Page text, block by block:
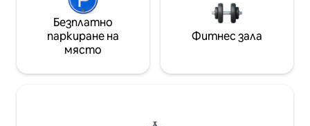
Безплатно
паркиране на
място
Фитнес зала